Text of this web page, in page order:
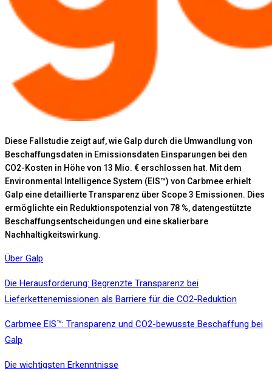
Diese Fallstudie zeigt auf, wie Galp durch die Umwandlung von
Beschaffungsdaten in Emissionsdaten Einsparungen bei den
CO2-Kosten in Höhe von 13 Mio. € erschlossen hat. Mit dem
Environmental Intelligence System (EIS™) von Carbmee erhielt
Galp eine detaillierte Transparenz über Scope 3 Emissionen. Dies
ermöglichte ein Reduktionspotenzial von 78 %, datengestützte
Beschaffungsentscheidungen und eine skalierbare
Nachhaltigkeitswirkung.
Über Galp
Die Herausforderung: Begrenzte Transparenz bei
Lieferkettenemissionen als Barriere für die CO2-Reduktion
Carbmee EIS™: Transparenz und CO2-bewusste Beschaffung bei
Galp
Die wichtigsten Erkenntnisse